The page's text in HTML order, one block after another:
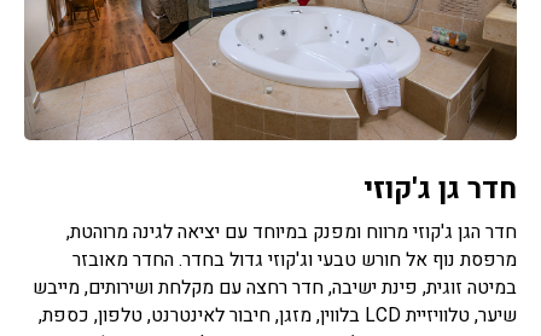
חדר גן ג'קוזי
חדר הגן ג'קוזי מרווח ומפנק במיוחד עם יציאה לגינה מרוהטת,
מרפסת נוף אל חורש טבעי וג'קוזי גדול בחדר. החדר מאובזר
במיטה זוגית, פינת ישיבה, חדר רחצה עם מקלחת ושירותים, מייבש
שיער, טלוויזיית LCD בלווין, מזגן, חיבור לאינטרנט, טלפון, כספת,